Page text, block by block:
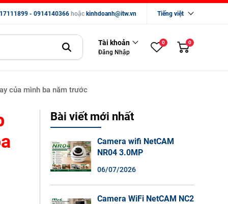
- 0914140366 hoặc kinhdoanh@itw.vn Tiếng việt
Tài khoản
Đăng Nhập
0 0
của mình ba năm trước
Bài viết mới nhất
Camera wifi NetCAM
NR04 3.0MP
06/07/2026
Camera WiFi NetCAM NC2